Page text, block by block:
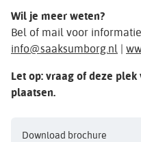
Wil je meer weten?
Bel of mail voor
info@saaksumborg.nl
Let op: vraag of deze
plaatsen.
Download brochure